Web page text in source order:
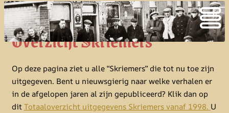
Overzicht Skriemers
Op deze pagina ziet u alle “Skriemers” die tot nu toe zijn
uitgegeven. Bent u nieuwsgierig naar welke verhalen er
in de afgelopen jaren al zijn gepubliceerd? Klik dan op
ditTotaaloverzicht uitgegevens Skriemers vanaf 1998. U